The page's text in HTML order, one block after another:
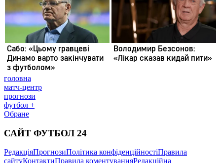
головна
матч-центр
прогнози
футбол +
Обране
САЙТ ФУТБОЛ 24
РедакціяПрогнозиПолітика конфіденційностіПравила
сайтуКонтактиПравила коментуванняРедакційна